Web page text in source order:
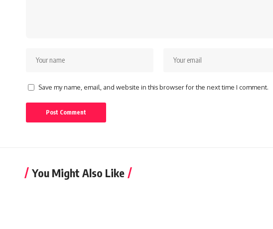
Save my name, email, and website in this browser for the next time I comment.
You Might Also Like